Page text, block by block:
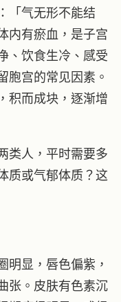
「气无形不能结
内有瘀血，是子宫
、饮食生冷、感受
胞宫的常见因素。
积而成块，逐渐增
类人，平时需要多
质或气郁体质？这
明显，唇色偏紫，
张。皮肤有色素沉